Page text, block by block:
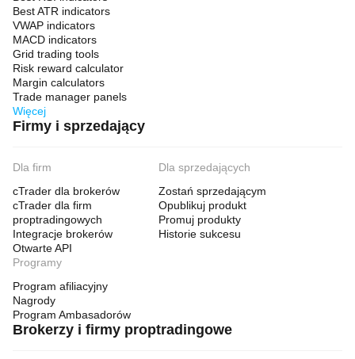
Best ATR indicators
VWAP indicators
MACD indicators
Grid trading tools
Risk reward calculator
Margin calculators
Trade manager panels
Więcej
Firmy i sprzedający
Dla firm
cTrader dla brokerów
cTrader dla firm
proptradingowych
Integracje brokerów
Otwarte API
Dla sprzedających
Zostań sprzedającym
Opublikuj produkt
Promuj produkty
Historie sukcesu
Programy
Program afiliacyjny
Nagrody
Program Ambasadorów
Brokerzy i firmy proptradingowe